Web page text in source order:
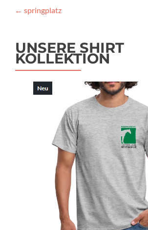
Beitragsnavigation
← springplatz
UNSERE SHIRT
KOLLEKTION